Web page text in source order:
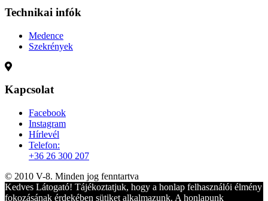
Technikai infók
Medence
Szekrények
Kapcsolat
Facebook
Instagram
Hírlevél
Telefon:
+36 26 300 207
© 2010 V-8. Minden jog fenntartva
Kedves Látogató! Tájékoztatjuk, hogy a honlap felhasználói élmény
fokozásának érdekében sütiket alkalmazunk. A honlapunk